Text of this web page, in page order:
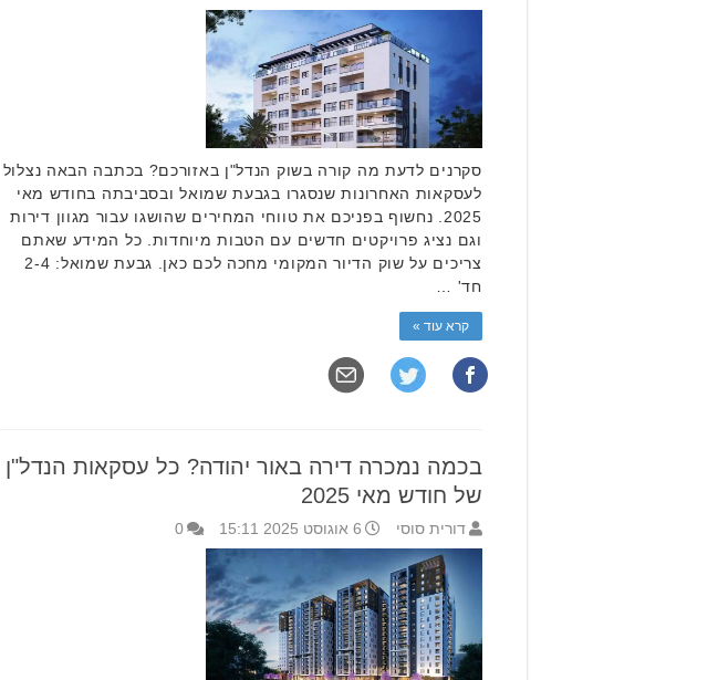
סקרנים לדעת מה קורה בשוק הנדל"ן באזורכם? בכתבה הבאה נצלול
לעסקאות האחרונות שנסגרו בגבעת שמואל ובסביבתה בחודש מאי
2025. נחשוף בפניכם את טווחי המחירים שהושגו עבור מגוון דירות
וגם נציג פרויקטים חדשים עם הטבות מיוחדות. כל המידע שאתם
צריכים על שוק הדיור המקומי מחכה לכם כאן. גבעת שמואל: 2-4
חד' …
קרא עוד »
בכמה נמכרה דירה באור יהודה? כל עסקאות הנדל"ן
של חודש מאי 2025
דורית סוסי 6 אוגוסט 2025 15:11 0